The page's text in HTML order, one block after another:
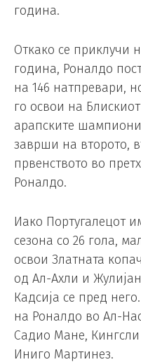
година.
Откако се приклучи
година, Роналдо
на 146 натпревари,
го освои на
арапските
заврши на второто,
првенството во
Роналдо.
Иако Португалецот
сезона со 26 гола,
освои Златната
од Ал-Ахли и
Кадсија се пред
на Роналдо во Ал-
Садио Мане,
Иниго Мартинез.